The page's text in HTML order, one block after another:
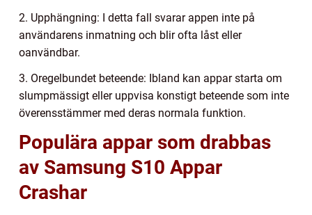
2. Upphängning: I detta fall svarar appen inte på
användarens inmatning och blir ofta låst eller
oanvändbar.
3. Oregelbundet beteende: Ibland kan appar starta om
slumpmässigt eller uppvisa konstigt beteende som inte
överensstämmer med deras normala funktion.
Populära appar som drabbas
av Samsung S10 Appar
Crashar